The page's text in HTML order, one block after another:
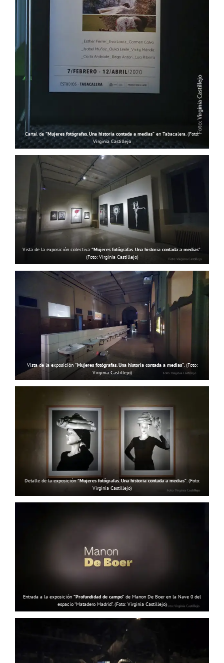
Cartel de “Mujeres fotógrafas. Una historia contada a medias” en Tabacalera. (Foto:
Virginia Castillejo
Vista de la exposición colectiva “Mujeres fotógrafas. Una historia contada a medias”.
(Foto: Virginia Castillejo)
Vista de la exposición “Mujeres fotógrafas. Una historia contada a medias”. (Foto:
Virginia Castillejo)
Detalle de la exposición“Mujeres fotógrafas. Una historia contada a medias”. (Foto:
Virginia Castillejo)
Entrada a la exposición “Profundidad de campo” de Manon De Boer en la Nave 0 del
espacio “Matadero Madrid”. (Foto: Virginia Castillejo)